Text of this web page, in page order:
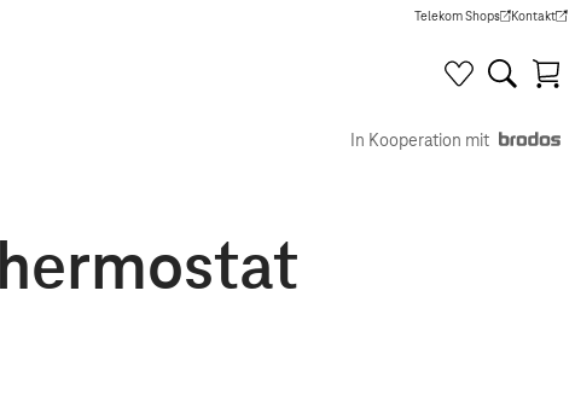
Telekom Shops
(Wird in einem neuen Tab
Kontakt
(Wird in
In Kooperation mit